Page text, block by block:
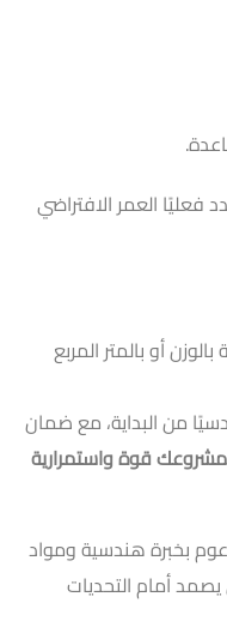
فعليًا العمر الافتراضي
أو بالمتر المربع
من البداية، مع ضمان
قوة واستمرارية
بخبرة هندسية ومواد
أمام التحديات